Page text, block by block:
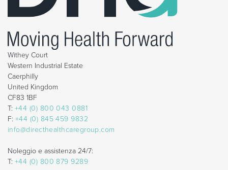
Withey Court
Western Industrial Estate
Caerphilly
United Kingdom
CF83 1BF
T: +44 (0) 800 043 0881
F: +44 (0) 845 459 9832
info@directhealthcaregroup.com
Noleggio e assistenza 24/7:
T: +44 (0) 800 879 9289